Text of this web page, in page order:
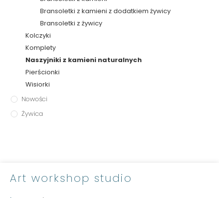
Bransoletki z kamieni z dodatkiem żywicy
Bransoletki z żywicy
Kolczyki
Komplety
Naszyjniki z kamieni naturalnych
Pierścionki
Wisiorki
Nowości
Żywica
Art workshop studio